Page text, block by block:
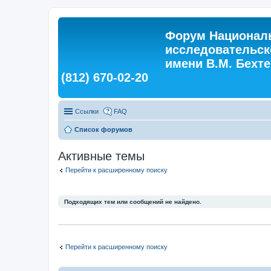
Форум
имени В.М.
(812) 670-02-20
Ссылки FAQ
Список форумов
Активные темы
Перейти к расширенному поиску
Подходящих тем или сообщений не найдено.
Перейти к расширенному поиску